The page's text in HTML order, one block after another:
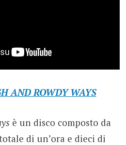
AND ROWDY WAYS
è un disco composto da
di un’ora e dieci di